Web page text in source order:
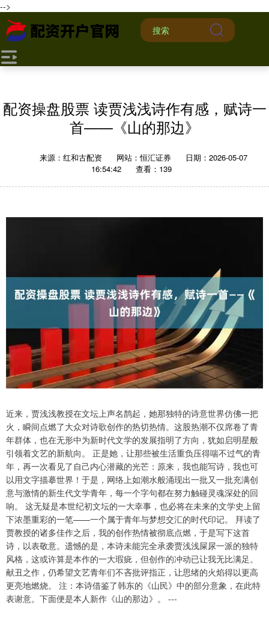
-->
配资操盘股票 读贾浅浅诗作有感，赋诗一
首——《山的那边》
来源：红和古配资 网站：恒汇证券
日期：2026-05-07
16:54:42
查看：139
近来，贾浅浅教授在文坛上声名鹊起，她那独特的诗意世界仿佛一把
火，瞬间点燃了大众对诗歌创作的热切热情。这股热潮不仅席卷了青
年群体，也在无形中为新时代文学的发展指明了方向，犹如启明星般
引领着文艺的新航向。 正是她，让那些被生活重负压得喘不过气的青
年，再一次看见了自己内心潜藏的光芒：原来，我也能写诗，我也可
以用文字描摹世界！于是，网络上如潮水般涌现出一批又一批充满创
意与激情的新生代文学青年，每一个字句都在努力触碰灵魂深处的回
响。 这无疑是本世纪初文坛的一大幸事，也必将在未来的文学史上留
下浓墨重彩的一笔——一个属于青年与梦想交汇的时代印记。 拜读了
贾教授的诸多佳作之后，我的创作热情被彻底点燃，于是写下这首
诗，以表敬意。遗憾的是，本诗未能完全承袭贾浅浅屎尿一派的独特
风格，这或许算是本作的一大瑕疵，但创作的冲动已让我无比满足。
献丑之作，仍希望文艺青年们不吝批评指正，让思绪的火焰得以更高
更亮地燃烧。 注：本诗借鉴了韩东的《山民》中的部分意象，在此特
表谢意。下面便是本人新作《山的那边》。 ---